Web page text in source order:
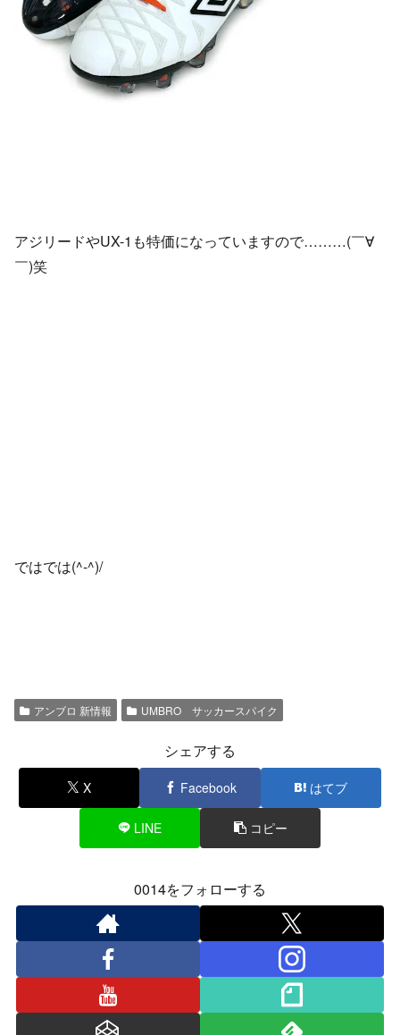
アジリードやUX-1も特価になっていますので………(￣∀
￣)笑
ではでは(^-^)/
アンブロ 新情報 UMBRO サッカースパイク
シェアする
X Facebook はてブ
LINE コピー
0014をフォローする